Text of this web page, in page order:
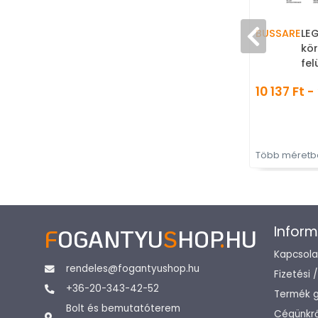
BUSSARE
10 137 Ft
Több
FOGANTYUSHOP.HU
rendeles@fogantyushop.hu
+36-20-343-42-52
Bolt és bemutatóterem
Fizetési
Termék